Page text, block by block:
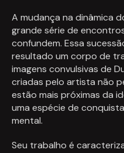
A mudança na dinâmica
grande série de
confundem. Essa
resultado um corpo de
imagens convulsivas de
criadas pelo artista não
estão mais próximas da
uma espécie de
mental.
Seu trabalho é